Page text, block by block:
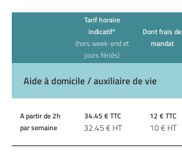
Tarif horaire
indicatif*
(hors week-end et
jours fériés)
Dont frais de
mandat
Aide à domicile / auxiliaire de vie
A partir de 2h
par semaine
34.45 € TTC
32.45€ HT
12 € TTC
10€ HT